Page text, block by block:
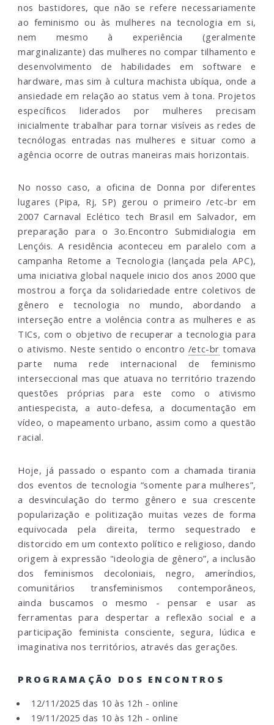
nos bastidores, que não se refere necessariamente
ao feminismo ou às mulheres na tecnologia em si,
nem mesmo à experiência (geralmente
marginalizante) das mulheres no compar tilhamento e
desenvolvimento de habilidades em software e
hardware, mas sim à cultura machista ubíqua, onde a
ansiedade em relação ao status vem à tona. Projetos
específicos liderados por mulheres precisam
inicialmente trabalhar para tornar visíveis as redes de
tecnólogas entradas nas mulheres e situar como a
agência ocorre de outras maneiras mais horizontais.
No nosso caso, a oficina de Donna por diferentes
lugares (Pipa, Rj, SP) gerou o primeiro /etc-br em
2007 Carnaval Eclético tech Brasil em Salvador, em
preparação para o 3o.Encontro Submidialogia em
Lençóis. A residência aconteceu em paralelo com a
campanha Retome a Tecnologia (lançada pela APC),
uma iniciativa global naquele inicio dos anos 2000 que
mostrou a força da solidariedade entre coletivos de
gênero e tecnologia no mundo, abordando a
interseção entre a violência contra as mulheres e as
TICs, com o objetivo de recuperar a tecnologia para
o ativismo. Neste sentido o encontro /etc-br tomava
parte numa rede internacional de feminismo
interseccional mas que atuava no território trazendo
questões próprias para este como o ativismo
antiespecista, a auto-defesa, a documentação em
vídeo, o mapeamento urbano, assim como a questão
racial.
Hoje, já passado o espanto com a chamada tirania
dos eventos de tecnologia “somente para mulheres”,
a desvinculação do termo gênero e sua crescente
popularização e politização muitas vezes de forma
equivocada pela direita, termo sequestrado e
distorcido em um contexto político e religioso, dando
origem à expressão "ideologia de gênero”, a inclusão
dos feminismos decoloniais, negro, ameríndios,
comunitários transfeminismos contemporâneos,
ainda buscamos o mesmo - pensar e usar as
ferramentas para despertar a reflexão social e a
participação feminista consciente, segura, lúdica e
imaginativa nos territórios, através das gerações.
PROGRAMAÇÃO DOS ENCONTROS
12/11/2025 das 10 às 12h - online
19/11/2025 das 10 às 12h - online